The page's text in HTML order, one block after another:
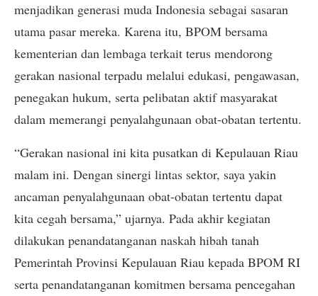
menjadikan generasi muda Indonesia sebagai sasaran
utama pasar mereka. Karena itu, BPOM bersama
kementerian dan lembaga terkait terus mendorong
gerakan nasional terpadu melalui edukasi, pengawasan,
penegakan hukum, serta pelibatan aktif masyarakat
dalam memerangi penyalahgunaan obat-obatan tertentu.
“Gerakan nasional ini kita pusatkan di Kepulauan Riau
malam ini. Dengan sinergi lintas sektor, saya yakin
ancaman penyalahgunaan obat-obatan tertentu dapat
kita cegah bersama,” ujarnya. Pada akhir kegiatan
dilakukan penandatanganan naskah hibah tanah
Pemerintah Provinsi Kepulauan Riau kepada BPOM RI
serta penandatanganan komitmen bersama pencegahan